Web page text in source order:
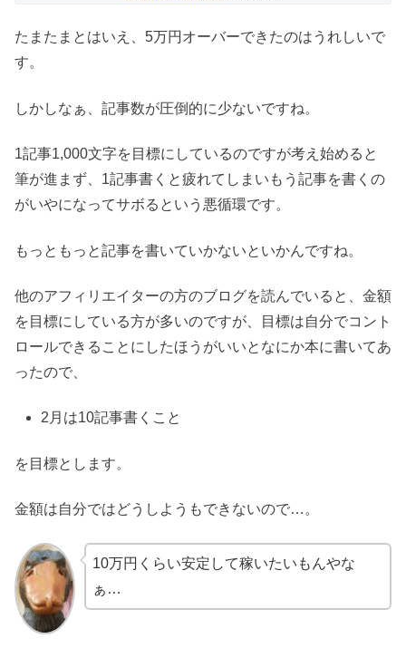
たまたまとはいえ、5万円オーバーできたのはうれしいで
す。
しかしなぁ、記事数が圧倒的に少ないですね。
1記事1,000文字を目標にしているのですが考え始めると
筆が進まず、1記事書くと疲れてしまいもう記事を書くの
がいやになってサボるという悪循環です。
もっともっと記事を書いていかないといかんですね。
他のアフィリエイターの方のブログを読んでいると、金額
を目標にしている方が多いのですが、目標は自分でコント
ロールできることにしたほうがいいとなにか本に書いてあ
ったので、
2月は10記事書くこと
を目標とします。
金額は自分ではどうしようもできないので…。
10万円くらい安定して稼いたいもんやな
ぁ…